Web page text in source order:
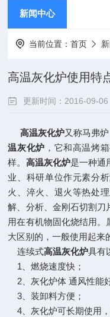
新闻中心
当前位置：首页
高温灰化炉使用特
更新时间：2016-09-06
高温灰化炉又称马弗
温灰化炉 ，它和高温烤
样。 高温灰化炉是一种通
业、科研单位作元素分
火、淬火、退火等热处
解、分析、金刚石切割刀
用在有机物固化烧结用
大区别的，一般使用起来
连续式高温灰化炉具有
1、燃烧速度快；
2、灰化炉体 通风性能
3、装卸料方便；
4、灰化炉可长期使用，